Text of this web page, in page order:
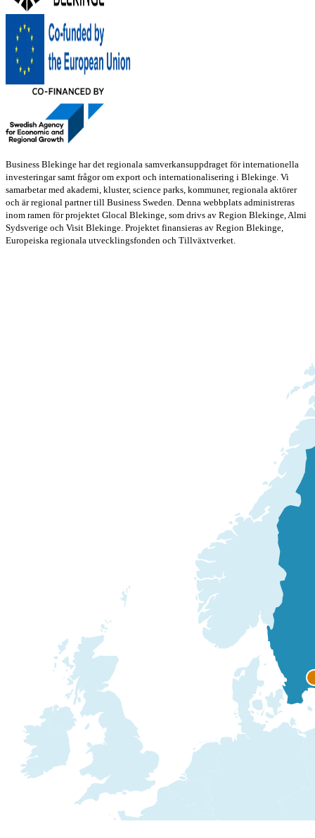
Business Blekinge har det regionala samverkansuppdraget för internationella
investeringar samt frågor om export och internationalisering i Blekinge. Vi
samarbetar med akademi, kluster, science parks, kommuner, regionala aktörer
och är regional partner till Business Sweden. Denna webbplats administreras
inom ramen för projektet Glocal Blekinge, som drivs av Region Blekinge, Almi
Sydsverige och Visit Blekinge. Projektet finansieras av Region Blekinge,
Europeiska regionala utvecklingsfonden och Tillväxtverket.